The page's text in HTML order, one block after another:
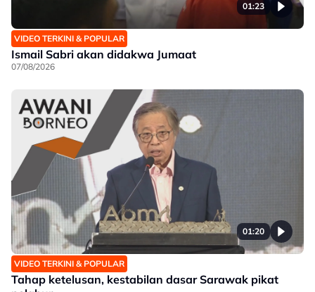
01:23
VIDEO TERKINI & POPULAR
Ismail Sabri akan didakwa Jumaat
07/08/2026
01:20
VIDEO TERKINI & POPULAR
Tahap ketelusan, kestabilan dasar Sarawak pikat